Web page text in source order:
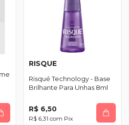
RISQUE
Risqué Technology - Base
Brilhante Para Unhas 8ml
R$ 6,50
R$ 6,31 com Pix